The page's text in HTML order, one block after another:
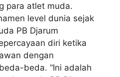
para atlet muda.
level dunia sejak
PB Djarum
diri ketika
dengan
beda. “Ini adalah